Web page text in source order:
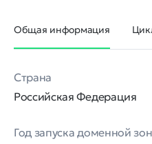
Общая информация
Страна
Российская Федерация
Год запуска доменной